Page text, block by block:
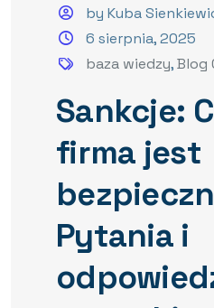
by Kuba
6 sierpnia, 2025
baza wiedzy,Blog
Sankcje:
firma jest
Pytania i